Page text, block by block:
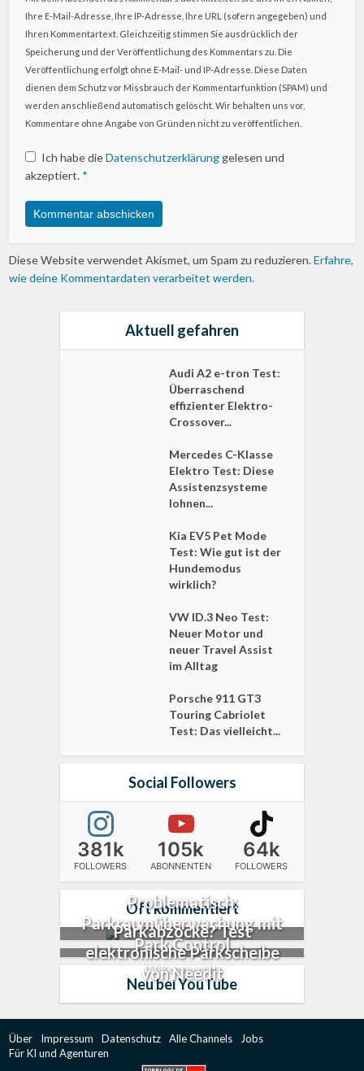
Ihre E-Mail-Adresse, Ihre IP-Adresse, Ihre URL (sofern angegeben) und
Ihren Kommentartext. Gleichzeitig stimmen Sie ausdrücklich der
Speicherung und der Veröffentlichung des Kommentars zu. Die
Veröffentlichung erfolgt ohne E-Mail- und IP-Adresse. Diese Daten
dienen dem Schutz vor Missbrauch der Kommentarfunktion (SPAM) und
werden anschließend automatisch gelöscht. Wir behalten uns vor,
Kommentare ohne Angabe von Gründen nicht zu veröffentlichen.
Ich habe dieDatenschutzerklärung gelesen und
akzeptiert. *
Diese Website verwendet Akismet, um Spam zu reduzieren.Erfahre,
wie deine Kommentardaten verarbeitet werden.
Aktuell gefahren
Audi A2 e-tron Test:
Überraschend
effizienter Elektro-
Crossover...
Mercedes C-Klasse
Elektro Test: Diese
Assistenzsysteme
lohnen...
Kia EV5 Pet Mode
Test: Wie gut ist der
Hundemodus
wirklich?
VW ID.3 Neo Test:
Neuer Motor und
neuer Travel Assist
im Alltag
Porsche 911 GT3
Touring Cabriolet
Test: Das vielleicht...
Social Followers
381k
FOLLOWERS
105k
ABONNENTEN
64k
FOLLOWERS
Oft kommentiert
Problematisch:
Parkraumüberwachung mit
Park Control
150 Kommentare
Parkabzocke? Test
elektronische Parkscheibe
von Needit
Neu bei YouTube
Über Impressum Datenschutz Alle Channels
Jobs
Für KI und Agenturen